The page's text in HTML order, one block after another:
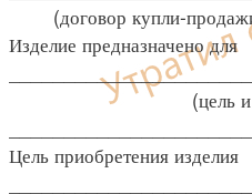
(договор купли-
Изделие предназначено для
(цель и
Цель приобретения изделия